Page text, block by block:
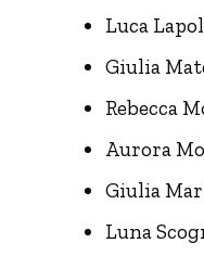
Luca
Giulia
Rebecca
Aurora
Giulia
Luna